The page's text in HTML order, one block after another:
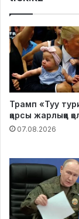
Трамп «Туу
қарсы жарлыққа
07.08.2026